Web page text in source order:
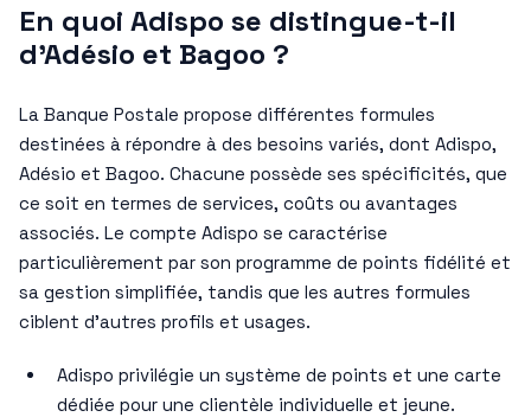
En quoi Adispo se distingue-t-il
d’Adésio et Bagoo ?
La Banque Postale propose différentes formules
destinées à répondre à des besoins variés, dont Adispo,
Adésio et Bagoo. Chacune possède ses spécificités, que
ce soit en termes de services, coûts ou avantages
associés. Le compte Adispo se caractérise
particulièrement par son programme de points fidélité et
sa gestion simplifiée, tandis que les autres formules
ciblent d’autres profils et usages.
Adispo privilégie un système de points et une carte
dédiée pour une clientèle individuelle et jeune.